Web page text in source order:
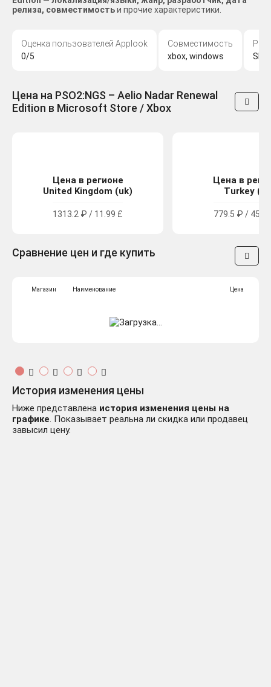
релиза, совместимостьи прочие характеристики.
Оценка пользователей Applook
0/5
Совместимость
xbox, windows
Цена на PSO2:NGS – Aelio Nadar Renewal
Edition в Microsoft Store / Xbox
Цена в регионе
United Kingdom (uk)
1313.2 ₽ / 11.99 £
Цена в
Turkey
779.5 ₽ /
Сравнение цен и где купить
Магазин Наименование Цена
История изменения цены
Ниже представлена история изменения цены на
графике. Показывает реальна ли скидка или продавец
завысил цену.